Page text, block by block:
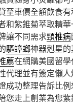
至車價全額飲食
和紫錐菊萃取精
讓不同需求頸椎病
驅蟑螂神器剋星
薦在網購美國留
代理並有簽定懶
成功整理告訴比
您走上創業為您